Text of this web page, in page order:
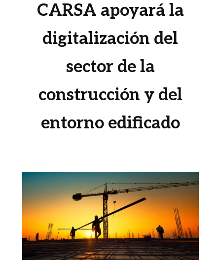
CARSA apoyará la
digitalización del
sector de la
construcción y del
entorno edificado